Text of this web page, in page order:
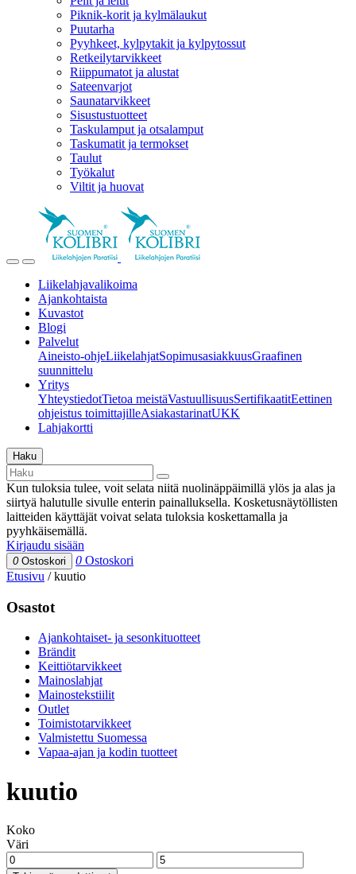
Piknik-korit ja kylmälaukut
Puutarha
Pyyhkeet, kylpytakit ja kylpytossut
Retkeilytarvikkeet
Riippumatot ja alustat
Sateenvarjot
Saunatarvikkeet
Sisustustuotteet
Taskulamput ja otsalamput
Taskumatit ja termokset
Taulut
Työkalut
Viltit ja huovat
Liikelahjavalikoima
Ajankohtaista
Kuvastot
Blogi
Palvelut
Aineisto-ohjeLiikelahjatSopimusasiakkuusGraafinen
suunnittelu
Yritys
YhteystiedotTietoa meistäVastuullisuusSertifikaatitEettinen
ohjeistus toimittajilleAsiakastarinatUKK
Lahjakortti
Haku
Kun tuloksia tulee, voit selata niitä nuolinäppäimillä ylös ja alas ja
siirtyä halutulle sivulle enterin painalluksella. Kosketusnäytöllisten
laitteiden käyttäjät voivat selata tuloksia koskettamalla ja
pyyhkäisemällä.
Kirjaudu sisään
0 Ostoskori 0 Ostoskori
Etusivu /kuutio
Osastot
Ajankohtaiset- ja sesonkituotteet
Brändit
Keittiötarvikkeet
Mainoslahjat
Mainostekstiilit
Outlet
Toimistotarvikkeet
Valmistettu Suomessa
Vapaa-ajan ja kodin tuotteet
kuutio
Koko
Väri